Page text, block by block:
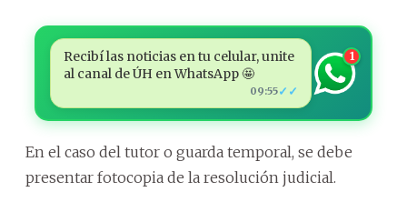
Recibí las noticias en tu celular, unite
al canal de ÚH en WhatsApp 🤩
09:55✓✓
1
En el caso del tutor o guarda temporal, se debe
presentar fotocopia de la resolución judicial.